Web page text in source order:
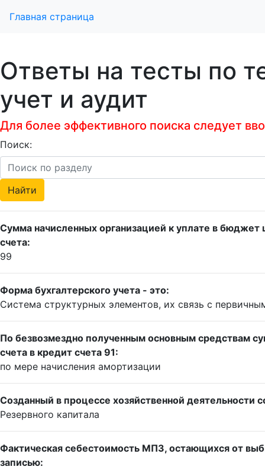
Главная страница
Ответы на тесты по
учет и аудит
Для более эффективного поиска следует
Поиск:
Сумма начисленных организацией к уплате в
счета:
99
Форма бухгалтерского учета - это:
Система структурных элементов, их связь с
По безвозмездно полученным основным средствам
счета в кредит счета 91:
по мере начисления амортизации
Созданный в процессе хозяйственной
Резервного капитала
Фактическая себестоимость МПЗ, остающихся от
записью: